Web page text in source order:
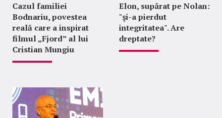
Cazul familiei
Bodnariu, povestea
reală care a inspirat
filmul „Fjord” al lui
Cristian Mungiu
Elon, supărat pe Nolan:
"şi-a pierdut
integritatea". Are
dreptate?